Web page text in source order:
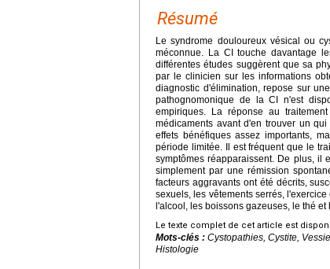
Résumé
Le syndrome douloureux vésical ou
méconnue. La CI touche davantage
différentes études suggèrent que sa
par le clinicien sur les informations
diagnostic d'élimination, repose sur
pathognomonique de la CI n'est
empiriques. La réponse au
médicaments avant d'en trouver un
effets bénéfiques assez importants,
période limitée. Il est fréquent que le
symptômes réapparaissent. De plus, il
simplement par une rémission
facteurs aggravants ont été décrits,
sexuels, les vêtements serrés,
l'alcool, les boissons gazeuses, le thé et
Le texte complet de cet article est
Mots-clés : Cystopathies, Cystite,
Histologie